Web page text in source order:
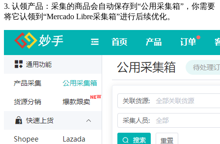
3. 认领产品：采集的商品会自动保存到“公用采集箱”，你需要
将它认领到“Mercado Libre采集箱”进行后续优化。